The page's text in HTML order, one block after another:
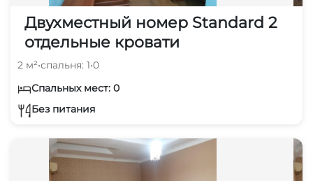
Двухместный номер Standard 2
отдельные кровати
2 м²•спальня: 1•0
Спальных мест: 0
Без питания